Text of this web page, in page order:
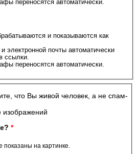
переносятся автоматически.
и показываются как
электронной почты автоматически
ссылки.
переносятся автоматически.
что Вы живой человек, а не спам-
*
показаны на картинке.